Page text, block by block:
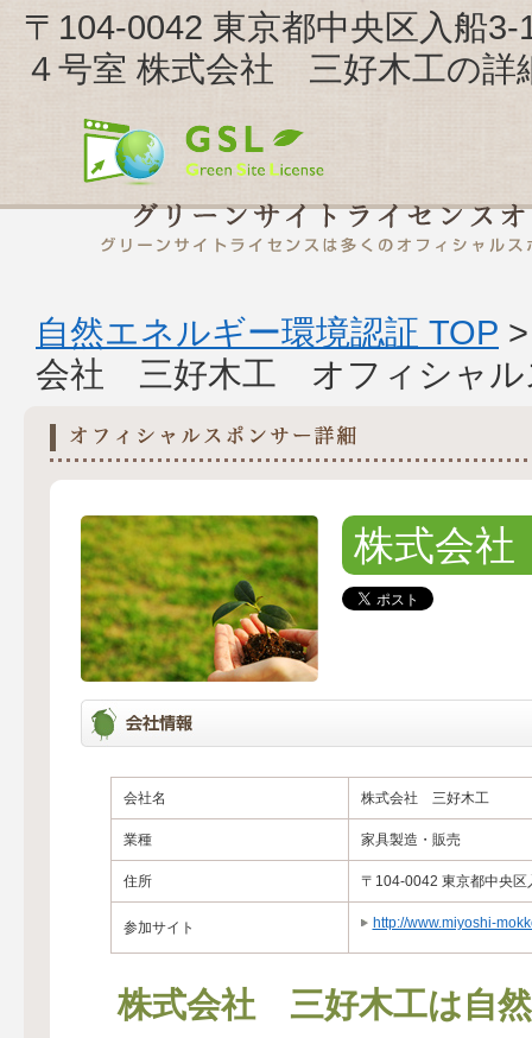
〒104-0042 東京都中央区入船
４号室 株式会社 三好木工の詳
自然エネルギー環境認証 TOP
会社 三好木工 オフィシャル
株式会
会社名 株式会社 三好木工
業種 家具製造・販売
住所 〒104-0042 東京都中央
参加サイト http://www.miyoshi-
株式会社 三好木工は自